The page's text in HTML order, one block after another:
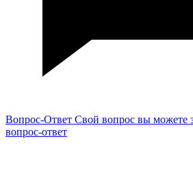
Вопрос-Ответ Свой вопрос вы можете
вопрос-ответ